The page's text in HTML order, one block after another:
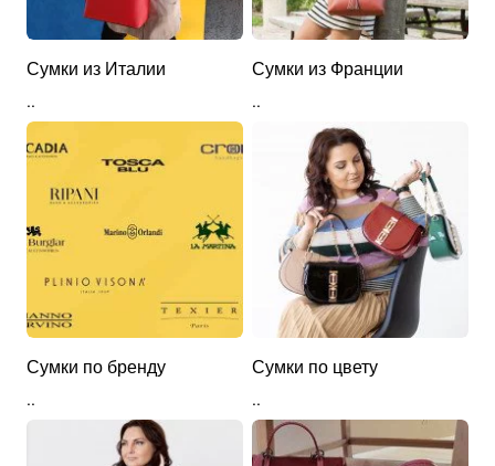
Сумки из Италии
..
Сумки из Франции
..
Сумки по бренду
..
Сумки по цвету
..